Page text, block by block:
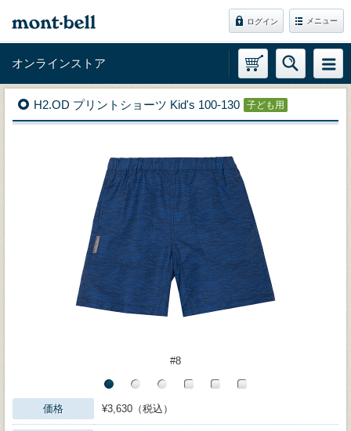
ログイン メニュー
オンラインストア
H2.OD プリントショーツ Kid's 100-130 子ども用
#8
価格 ¥3,630（税込）